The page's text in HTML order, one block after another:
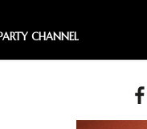
CHANNEL